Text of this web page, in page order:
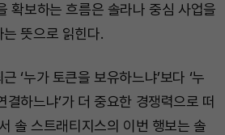
확보하는 흐름은 솔라나 중심 사업을
뜻으로 읽힌다.
‘누가 토큰을 보유하느냐’보다 ‘누
하느냐’가 더 중요한 경쟁력으로 떠
솔 스트래티지스의 이번 행보는 솔